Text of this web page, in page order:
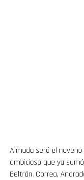
Almada será el
ambicioso que ya
Beltrán, Correa,